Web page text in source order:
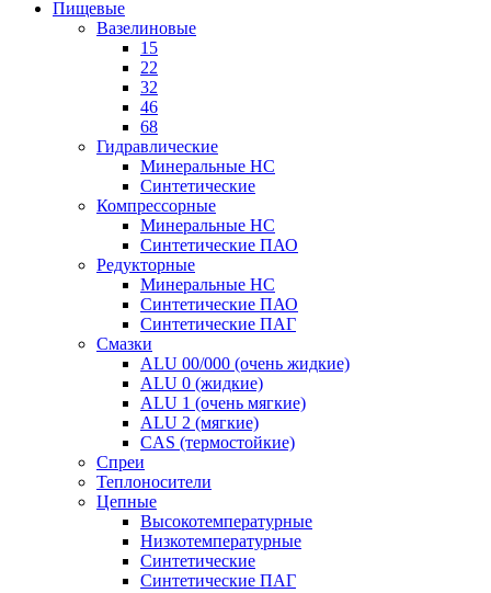
Пищевые
Вазелиновые
15
22
32
46
68
Гидравлические
Минеральные HC
Синтетические
Компрессорные
Минеральные HC
Синтетические ПАО
Редукторные
Минеральные HC
Синтетические ПАО
Синтетические ПАГ
Смазки
ALU 00/000 (очень жидкие)
ALU 0 (жидкие)
ALU 1 (очень мягкие)
ALU 2 (мягкие)
CAS (термостойкие)
Спреи
Теплоносители
Цепные
Высокотемпературные
Низкотемпературные
Синтетические
Синтетические ПАГ